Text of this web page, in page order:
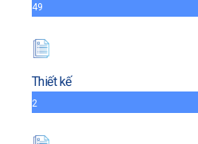
49
Thiết kế
2